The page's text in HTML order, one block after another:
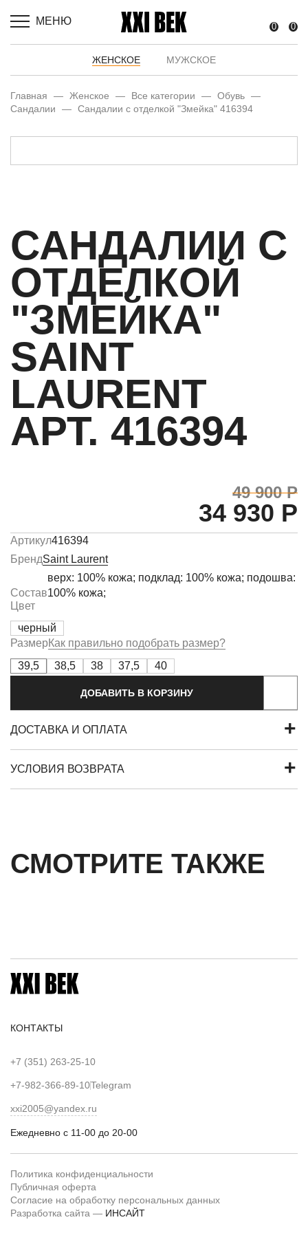
МЕНЮ 0 0
ЖЕНСКОЕ МУЖСКОЕ
Главная — Женское — Все категории — Обувь —
Сандалии
— Сандалии с отделкой "Змейка" 416394
САНДАЛИИ С
ОТДЕЛКОЙ
"ЗМЕЙКА"
SAINT
LAURENT
АРТ. 416394
49 900 Р
34 930 Р
Артикул416394
БрендSaint Laurent
Состав
верх: 100% кожа; подклад: 100% кожа; подошва:
100% кожа;
Цвет
черный
РазмерКак правильно подобрать размер?
39,5
38,5 38 37,5 40
ДОБАВИТЬ В КОРЗИНУ
ДОСТАВКА И ОПЛАТА
УСЛОВИЯ ВОЗВРАТА
СМОТРИТЕ ТАКЖЕ
КОНТАКТЫ
+7 (351) 263-25-10
+7-982-366-89-10Telegram
xxi2005@yandex.ru
Ежедневно с 11-00 до 20-00
Политика конфиденциальности
Публичная оферта
Согласие на обработку персональных данных
Разработка сайта — ИНСАЙТ